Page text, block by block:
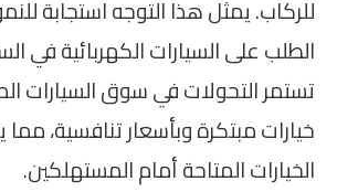
للركاب. يمثل هذا التوجه استجابة
الطلب على السيارات الكهربائية في
تستمر التحولات في سوق السيارات
خيارات مبتكرة وبأسعار تنافسية،
الخيارات المتاحة أمام المستهلكين.